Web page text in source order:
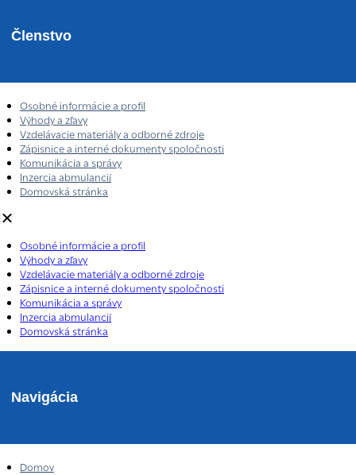
Členstvo
Osobné informácie a profil
Výhody a zľavy
Vzdelávacie materiály a odborné zdroje
Zápisnice a interné dokumenty spoločnosti
Komunikácia a správy
Inzercia abmulancií
Domovská stránka
Osobné informácie a profil
Výhody a zľavy
Vzdelávacie materiály a odborné zdroje
Zápisnice a interné dokumenty spoločnosti
Komunikácia a správy
Inzercia abmulancií
Domovská stránka
Navigácia
Domov